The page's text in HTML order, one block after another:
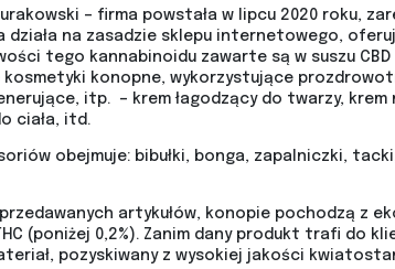
– firma powstała w lipcu 2020 roku,
działa na zasadzie sklepu internetowego,
tego kannabinoidu zawarte są w suszu
konopne, wykorzystujące
itp. – krem łagodzący do twarzy,
ciała, itd.
obejmuje: bibułki, bonga, zapalniczki,
artykułów, konopie pochodzą z
(poniżej 0,2%). Zanim dany produkt trafi do
pozyskiwany z wysokiej jakości